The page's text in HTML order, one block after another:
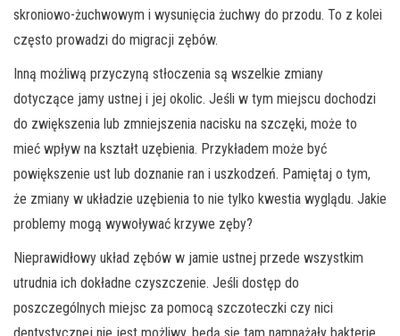
skroniowo-żuchwowym i wysunięcia żuchwy do przodu. To z kolei
często prowadzi do migracji zębów.
Inną możliwą przyczyną stłoczenia są wszelkie zmiany
dotyczące jamy ustnej i jej okolic. Jeśli w tym miejscu dochodzi
do zwiększenia lub zmniejszenia nacisku na szczęki, może to
mieć wpływ na kształt uzębienia. Przykładem może być
powiększenie ust lub doznanie ran i uszkodzeń. Pamiętaj o tym,
że zmiany w układzie uzębienia to nie tylko kwestia wyglądu. Jakie
problemy mogą wywoływać krzywe zęby?
Nieprawidłowy układ zębów w jamie ustnej przede wszystkim
utrudnia ich dokładne czyszczenie. Jeśli dostęp do
poszczególnych miejsc za pomocą szczoteczki czy nici